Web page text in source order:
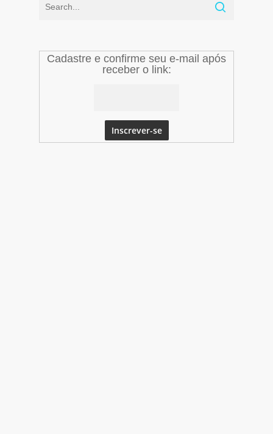
Cadastre e confirme seu e-mail após
receber o link: